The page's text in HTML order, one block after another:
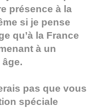
présence à la
si je pense
qu’à la France
à un
pas que vous
spéciale